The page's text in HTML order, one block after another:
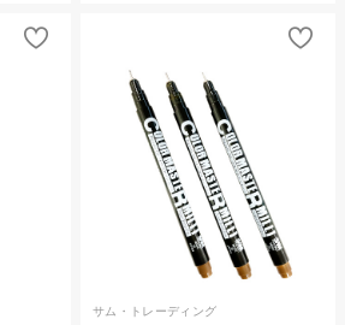
サム・トレーディング